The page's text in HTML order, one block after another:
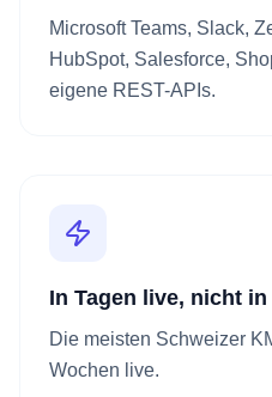
Microsoft Teams, Slack,
HubSpot, Salesforce,
eigene REST-APIs.
In Tagen live, nicht
Die meisten Schweizer
Wochen live.